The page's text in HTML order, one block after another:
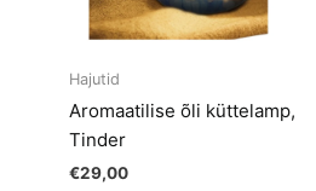
Hajutid
Aromaatilise õli küttelamp,
Tinder
€29,00